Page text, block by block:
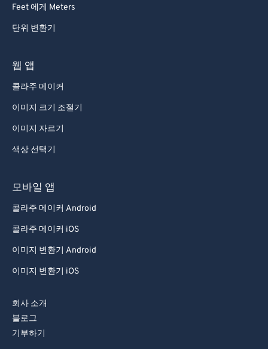
Feet 에게 Meters
단위 변환기
웹 앱
콜라주 메이커
이미지 크기 조절기
이미지 자르기
색상 선택기
모바일 앱
콜라주 메이커 Android
콜라주 메이커 iOS
이미지 변환기 Android
이미지 변환기 iOS
회사 소개
블로그
기부하기